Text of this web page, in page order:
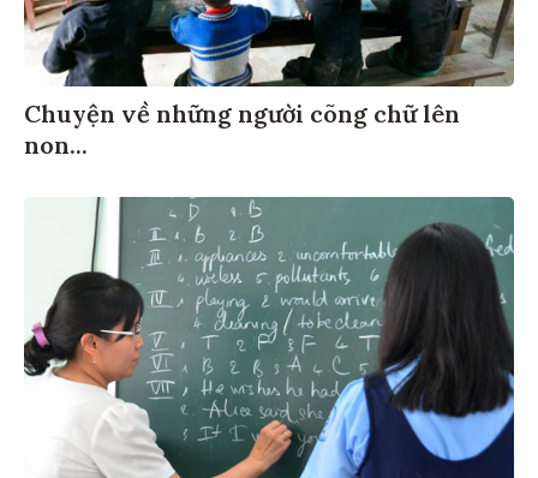
Chuyện về những người cõng chữ lên
non...